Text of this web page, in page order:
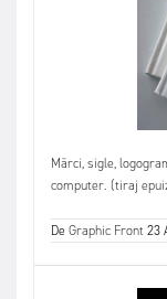
Mărci, sigle,
computer. (tiraj
DeGraphic Front23